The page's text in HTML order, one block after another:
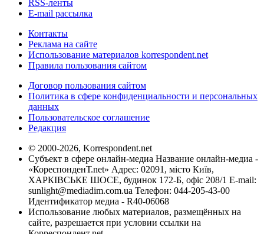
RSS-ленты
E-mail рассылка
Контакты
Реклама на сайте
Использование материалов korrespondent.net
Правила пользования сайтом
Договор пользования сайтом
Политика в сфере конфиденциальности и персональных
данных
Пользовательское соглашение
Редакция
© 2000-2026, Korrespondent.net
Субъект в сфере онлайн-медиа Название онлайн-медиа -
«КореспонденТ.net» Адрес: 02091, місто Київ,
ХАРКІВСЬКЕ ШОСЕ, будинок 172-Б, офіс 208/1 E-mail:
sunlight@mediadim.com.ua Телефон: 044-205-43-00
Идентификатор медиа - R40-06068
Использование любых материалов, размещённых на
сайте, разрешается при условии ссылки на